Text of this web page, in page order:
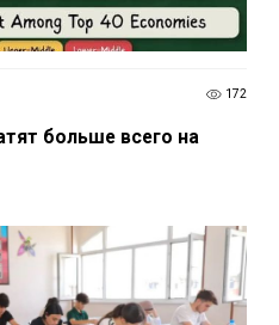
172
больше всего на